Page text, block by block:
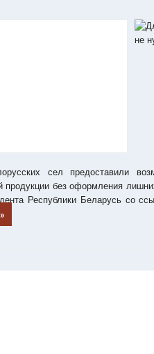
сел предоставили
продукции без оформления
Республики Беларусь со